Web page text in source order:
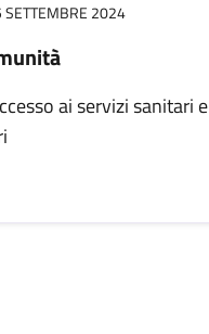
SETTEMBRE 2024
ai servizi sanitari e